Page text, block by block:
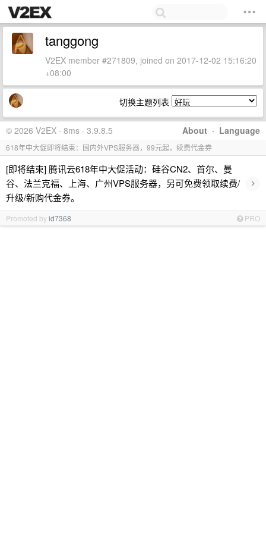
tanggong
V2EX member #271809, joined on 2017-12-02 15:16:20
+08:00
切换主题列表
About · Language
© 2026 V2EX · 8ms · 3.9.8.5
618年中大促即将结束：国内外VPS服务器，99元起，续费代金券
[即将结束] 腾讯云618年中大促活动：硅谷CN2、首尔、曼
谷、法兰克福、上海、广州VPS服务器，另可免费领取续费/
升级/新购代金券。
›
Promoted byid7368 PRO